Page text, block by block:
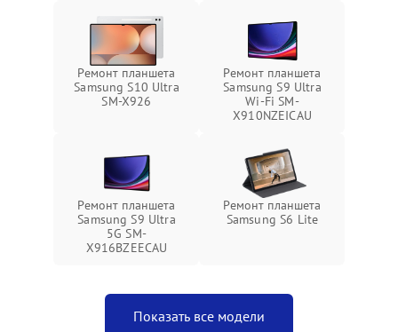
Ремонт планшета
Samsung S10 Ultra
SM-X926
Ремонт планшета
Samsung S9 Ultra
Wi-Fi SM-
X910NZEICAU
Ремонт планшета
Samsung S9 Ultra
5G SM-
X916BZEECAU
Ремонт планшета
Samsung S6 Lite
Показать все модели